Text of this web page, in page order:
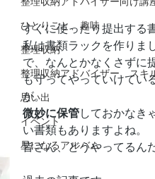
ひとりごと、趣味
整理収納
整理収納アドバイザー スキ
思い出
イベント
星になるアルバム
すぐに使ったり提出する
私は書類ラックを作りま
で、なんとかなくさずに
も守ってやっていけてい
が。
微妙に保管しておかなき
い書類もありますよね。
皆さん、どうやってるん